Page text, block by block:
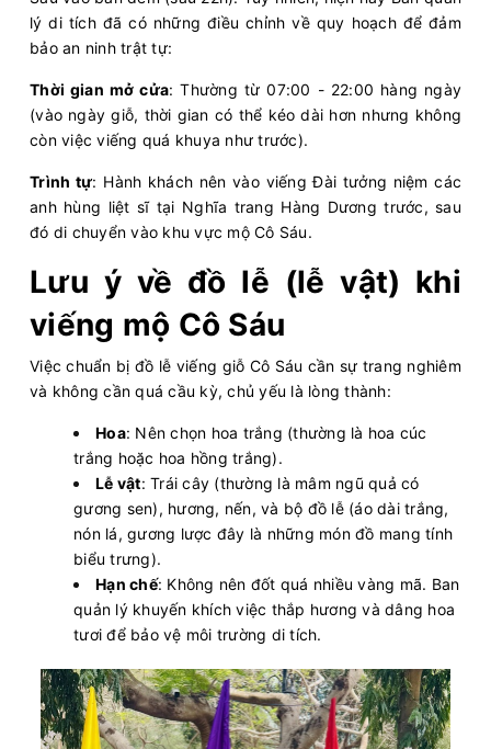
lý di tích đã có những điều chỉnh về quy hoạch để đảm
bảo an ninh trật tự:
Thời gian mở cửa: Thường từ 07:00 - 22:00 hàng ngày
(vào ngày giỗ, thời gian có thể kéo dài hơn nhưng không
còn việc viếng quá khuya như trước).
Trình tự: Hành khách nên vào viếng Đài tưởng niệm các
anh hùng liệt sĩ tại Nghĩa trang Hàng Dương trước, sau
đó di chuyển vào khu vực mộ Cô Sáu.
Lưu ý về đồ lễ (lễ vật) khi
viếng mộ Cô Sáu
Việc chuẩn bị đồ lễ viếng giỗ Cô Sáu cần sự trang nghiêm
và không cần quá cầu kỳ, chủ yếu là lòng thành:
Hoa: Nên chọn hoa trắng (thường là hoa cúc
trắng hoặc hoa hồng trắng).
Lễ vật: Trái cây (thường là mâm ngũ quả có
gương sen), hương, nến, và bộ đồ lễ (áo dài trắng,
nón lá, gương lược đây là những món đồ mang tính
biểu trưng).
Hạn chế: Không nên đốt quá nhiều vàng mã. Ban
quản lý khuyến khích việc thắp hương và dâng hoa
tươi để bảo vệ môi trường di tích.